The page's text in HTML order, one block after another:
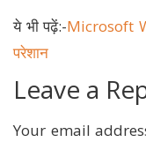
ये भी पढ़ें:-Microsoft
परेशान
Leave a
Your email